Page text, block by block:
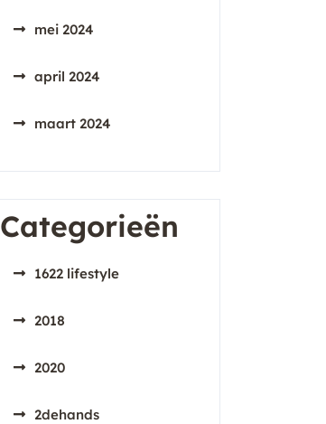
mei 2024
april 2024
maart 2024
Categorieën
1622 lifestyle
2018
2020
2dehands